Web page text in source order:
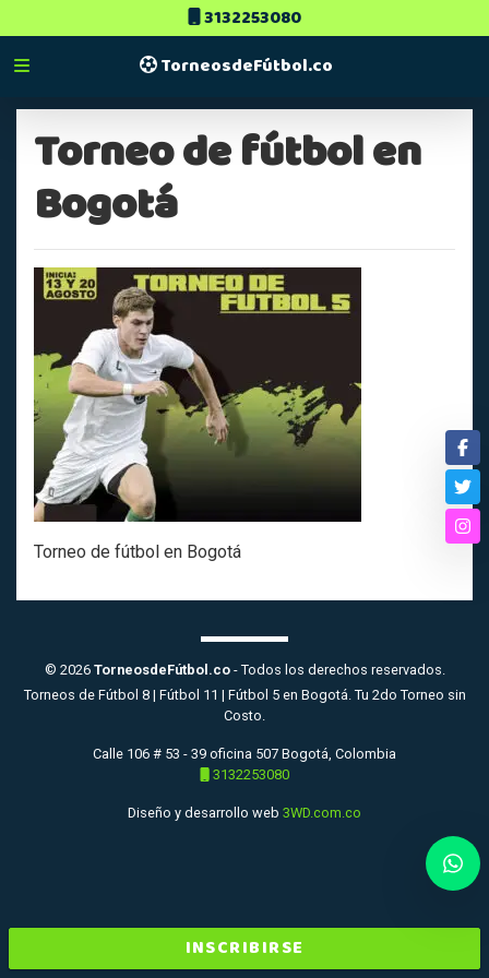
3132253080
TorneosdeFútbol.co
Torneo de fútbol en
Bogotá
Torneo de fútbol en Bogotá
INSCRIBIRSE
© 2026 TorneosdeFútbol.co- Todos los derechos reservados.
Torneos de Fútbol 8 | Fútbol 11 | Fútbol 5 en Bogotá. Tu 2do Torneo sin
Costo.
Calle 106 # 53 - 39 oficina 507 Bogotá, Colombia
3132253080
Diseño y desarrollo web 3WD.com.co